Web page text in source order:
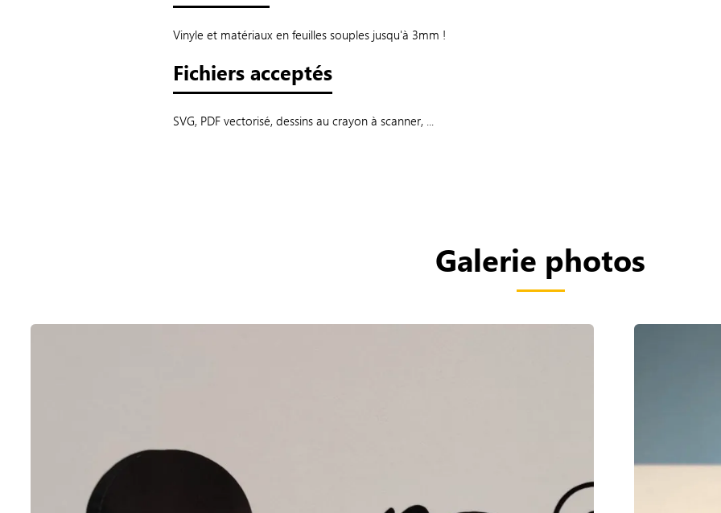
Vinyle et matériaux en feuilles souples jusqu'à 3mm !
Fichiers acceptés
SVG, PDF vectorisé, dessins au crayon à scanner, ...
Galerie photos